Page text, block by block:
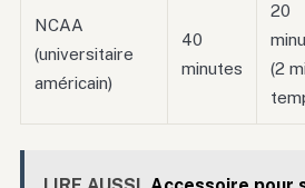
NCAA
(universitaire
américain)
40
minutes
20
(2